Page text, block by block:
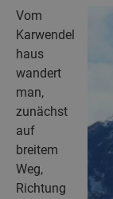
Vom
Karwendel
haus
wandert
man,
zunächst
auf
breitem
Weg,
Richtung